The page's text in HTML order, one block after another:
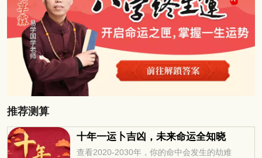
推荐测算
十年一运卜吉凶，未来命运全知晓
查看2020-2030年，你的命中会发生的劫难